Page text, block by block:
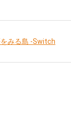
みる島 -Switch